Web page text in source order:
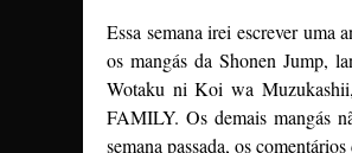
Essa semana irei escrever uma
os mangás da Shonen Jump,
Wotaku ni Koi wa
FAMILY. Os demais mangás
semana passada, os